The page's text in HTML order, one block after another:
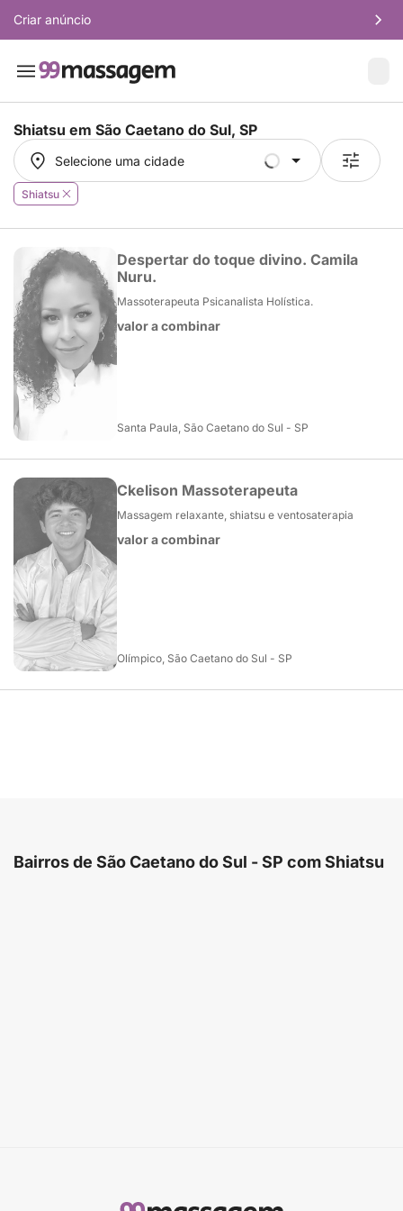
Criar anúncio
Shiatsu em São Caetano do Sul, SP
Selecione uma cidade
Selecione uma cidade
Shiatsu
Despertar do toque divino. Camila
Nuru.
Massoterapeuta Psicanalista Holística.
valor a combinar
Santa Paula, São Caetano do Sul - SP
Ckelison Massoterapeuta
Massagem relaxante, shiatsu e ventosaterapia
valor a combinar
Olímpico, São Caetano do Sul - SP
Bairros de São Caetano do Sul - SP com Shiatsu